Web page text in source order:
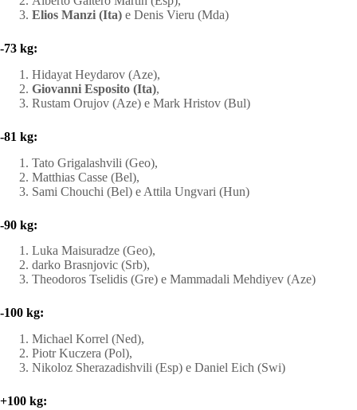
Elios Manzi (Ita) e Denis Vieru (Mda)
-73 kg:
Hidayat Heydarov (Aze),
Giovanni Esposito (Ita),
Rustam Orujov (Aze) e Mark Hristov (Bul)
-81 kg:
Tato Grigalashvili (Geo),
Matthias Casse (Bel),
Sami Chouchi (Bel) e Attila Ungvari (Hun)
-90 kg:
Luka Maisuradze (Geo),
darko Brasnjovic (Srb),
Theodoros Tselidis (Gre) e Mammadali Mehdiyev (Aze)
-100 kg:
Michael Korrel (Ned),
Piotr Kuczera (Pol),
Nikoloz Sherazadishvili (Esp) e Daniel Eich (Swi)
+100 kg: